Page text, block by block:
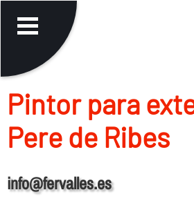
Pintor para
Pere de Ribes
info@fervalles.es